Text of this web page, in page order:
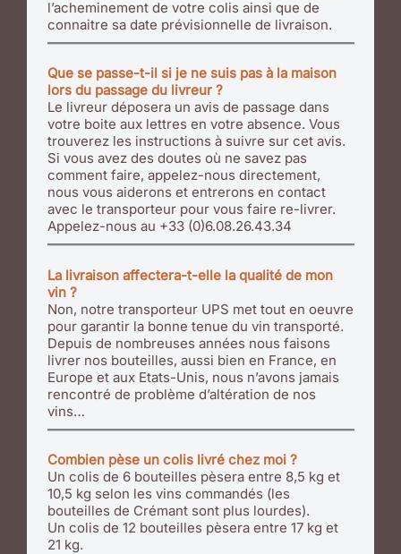
l’acheminement de votre colis ainsi que de
connaitre sa date prévisionnelle de livraison.
Que se passe-t-il si je ne suis pas à la maison
lors du passage du livreur ?
Le livreur déposera un avis de passage dans
votre boite aux lettres en votre absence. Vous
trouverez les instructions à suivre sur cet avis.
Si vous avez des doutes où ne savez pas
comment faire, appelez-nous directement,
nous vous aiderons et entrerons en contact
avec le transporteur pour vous faire re-livrer.
Appelez-nous au +33 (0)6.08.26.43.34
La livraison affectera-t-elle la qualité de mon
vin ?
Non, notre transporteur UPS met tout en oeuvre
pour garantir la bonne tenue du vin transporté.
Depuis de nombreuses années nous faisons
livrer nos bouteilles, aussi bien en France, en
Europe et aux Etats-Unis, nous n’avons jamais
rencontré de problème d’altération de nos
vins…
Combien pèse un colis livré chez moi ?
Un colis de 6 bouteilles pèsera entre 8,5 kg et
10,5 kg selon les vins commandés (les
bouteilles de Crémant sont plus lourdes).
Un colis de 12 bouteilles pèsera entre 17 kg et
21 kg.